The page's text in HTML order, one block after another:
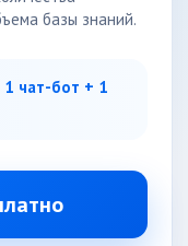
базы знаний.
1 чат-бот + 1